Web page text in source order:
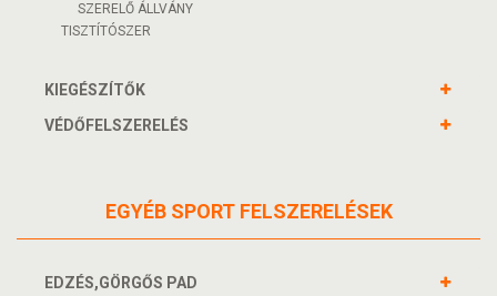
SZERELŐ ÁLLVÁNY
TISZTÍTÓSZER
KIEGÉSZÍTŐK
VÉDŐFELSZERELÉS
EGYÉB SPORT FELSZERELÉSEK
EDZÉS,GÖRGŐS PAD